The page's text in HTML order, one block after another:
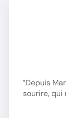
“Depuis
sourire, qui